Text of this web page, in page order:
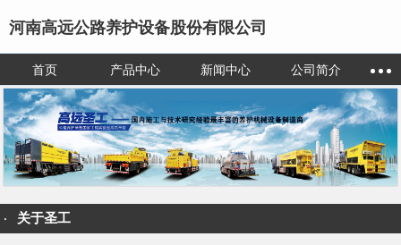
河南高远公路养护设备股份有限公司
首页 产品中心 新闻中心 公司简介
关于圣工